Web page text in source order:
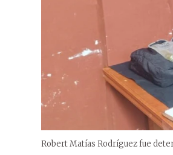
Robert Matías Rodríguez fue